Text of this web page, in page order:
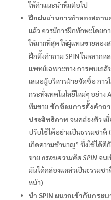
ให้คำแนะนำทีมต่อไป
ฝึกฝนผ่านการจำลองสถาน
แล้ว ควรมีการฝึกทักษะโดยก
ให้มากที่สุด ให้ผู้แทนขายลอง
ฝึกตั้งคำถาม SPIN ในหลาก
แพทย์เฉพาะทาง การพบเภสั
เสนอผู้บริหารฝ่ายจัดซื้อ การ
กระทั่งเทคโนโลยีใหม่ๆ อย่าง
ทีมขาย ซักซ้อมการตั้งคำถ
ประสิทธิภาพ จนคล่องตัว เ
ปรับใช้ได้อย่างเป็นธรรมชาติ
เกิดความชำนาญ” ซึ่งใช้ได้ดี
ขาย กรอบความคิด SPINจนเ
มันได้คล่องแคล่วเป็นธรรมช
หน้า)
นำ SPIN ผนวกเข้ากับกระ